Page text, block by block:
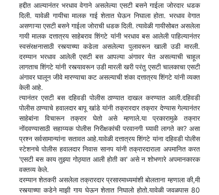
हद्दीत आल्यानंतर भरधाव वेगाने असलेल्या एसटी बसने गाईला जोरदार धडक
दिली. यावेळी गायीचा मालक गाई शेतात घेऊन निघाला होता. भरधाव वेगात
असणाऱ्या एसटी बसने गाईला जोराची धडक दिली. त्यावेळी गायीसोबत असलेला
गायी मालक दत्तात्रय साहेबराव शिंगटे यांनी भरधाव बस आलेली पाहिल्यानंतर
स्वसंरक्षनासाठी रस्त्याच्या कडेला असलेल्या पुलावरून खाली उडी मारली.
दरम्यान भरधाव आलेली एसटी बस आपल्या अंगावर येत असल्याची चाहूल
लागताच शिंगटे यांनी रस्त्यावरून उडी मारली खरी परंतु एसटी चालकाचा एसटी
अंगावर घालून जीवे मारण्याचा कट असल्याची शंका दत्तात्रय शिंगटे यांनी व्यक्त
केली आहे.
त्यानंतर एसटी बस दहिवडी पोलीस ठाण्यात दाखल करण्यात आली.दहिवडी
पोलीस ठाण्याचे हवालदार बापू खांडे यांनी तक्रारदार तक्रार देण्यास गेल्यानंतर
साहेबांना विचारून तक्रार घेतो असे म्हणाले.या प्रकारामुळे तक्रार
नोंदवण्यासाठी सहाय्यक पोलीस निरीक्षकांची परवानगी घ्यावी लागते का? असा
प्रश्न सर्वसामान्यांना सतावत आहे.यावेळी दत्तात्रय शिंगटे यांना दहिवडी पोलीस
स्टेशनचे पोलीस हवालदार निवास सानप यांनी तक्रारदाराला अपमानित करत
'एसटी बस काय तुझ्या गोठ्यात आली होती का' असे न शोभणारे अपमानकारक
वक्तव्य केले.
दरम्यान शेतकरी असलेला तक्रारदार प्रसारमाध्यमांशी बोलताना म्हणाला की,मी
रस्त्याच्या कडेने माझी गाय घेऊन शेतात निघालो होतो.यावेळी जवळपास 80